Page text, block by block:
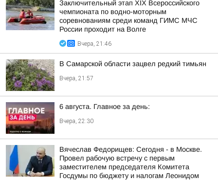
Заключительный этап XIХ Всероссийского
чемпионата по водно-моторным
соревнованиям среди команд ГИМС МЧС
России проходит на Волге
Вчера, 21:46
В Самарской области зацвел редкий тимьян
Вчера, 21:57
6 августа. Главное за день:
Вчера, 22:30
Вячеслав Федорищев: Сегодня - в Москве.
Провел рабочую встречу с первым
заместителем председателя Комитета
Госдумы по бюджету и налогам Леонидом